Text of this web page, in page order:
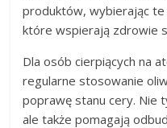
produktów, wybierając
które wspierają zdrowie
Dla osób cierpiących na
regularne stosowanie
poprawę stanu cery. Nie
ale także pomagają